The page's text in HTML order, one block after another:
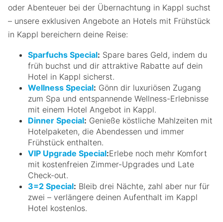
oder Abenteuer bei der Übernachtung in Kappl suchst
– unsere exklusiven Angebote an Hotels mit Frühstück
in Kappl bereichern deine Reise:
Sparfuchs Special: Spare bares Geld, indem du
früh buchst und dir attraktive Rabatte auf dein
Hotel in Kappl sicherst.
Wellness Special: Gönn dir luxuriösen Zugang
zum Spa und entspannende Wellness-Erlebnisse
mit einem Hotel Angebot in Kappl.
Dinner Special: Genieße köstliche Mahlzeiten mit
Hotelpaketen, die Abendessen und immer
Frühstück enthalten.
VIP Upgrade Special:Erlebe noch mehr Komfort
mit kostenfreien Zimmer-Upgrades und Late
Check-out.
3=2 Special: Bleib drei Nächte, zahl aber nur für
zwei – verlängere deinen Aufenthalt im Kappl
Hotel kostenlos.